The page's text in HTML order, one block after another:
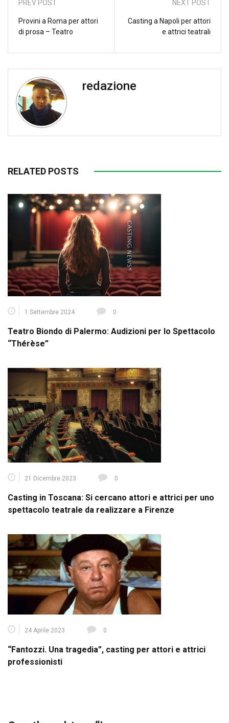
PREV POST
Provini a Roma per attori
di prosa – Teatro
NEXT POST
Casting a Napoli per attori
e attrici teatrali
redazione
RELATED POSTS
1 Settembre 2024 0
Teatro Biondo di Palermo: Audizioni per lo Spettacolo
“Thérèse”
21 Dicembre 2023 0
Casting in Toscana: Si cercano attori e attrici per uno
spettacolo teatrale da realizzare a Firenze
24 Aprile 2023 0
“Fantozzi. Una tragedia”, casting per attori e attrici
professionisti